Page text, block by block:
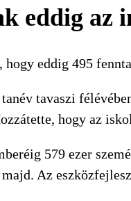
eddig az
eddig 495
tavaszi
hogy az
579 ezer
Az